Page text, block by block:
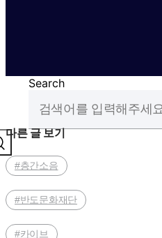
Search
다른 글 보기
#층간소음
#반도문화재단
#카이브